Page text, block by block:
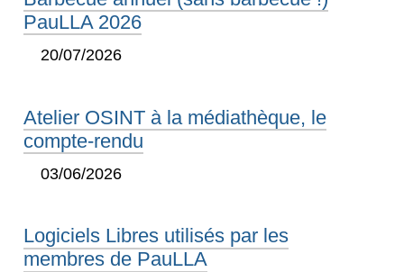
PauLLA 2026
20/07/2026
Atelier OSINT à la médiathèque, le
compte-rendu
03/06/2026
Logiciels Libres utilisés par les
membres de PauLLA